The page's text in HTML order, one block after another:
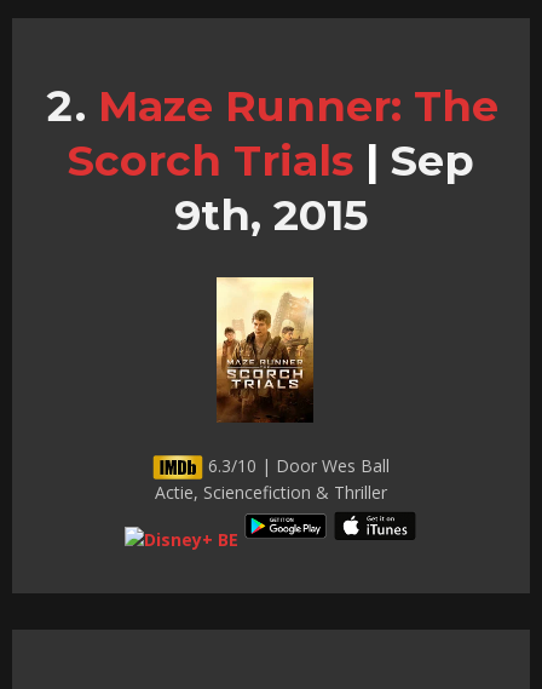
Maze Runner: The
Scorch Trials | Sep
9th, 2015
6.3/10 | Door Wes Ball
Actie, Sciencefiction & Thriller